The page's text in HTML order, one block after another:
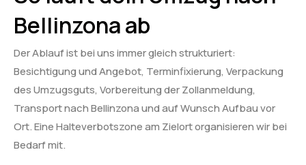
Bellinzona ab
Der Ablauf ist bei uns immer gleich strukturiert:
Besichtigung und Angebot, Terminfixierung, Verpackung
des Umzugsguts, Vorbereitung der Zollanmeldung,
Transport nach Bellinzona und auf Wunsch Aufbau vor
Ort. Eine Halteverbotszone am Zielort organisieren wir bei
Bedarf mit.